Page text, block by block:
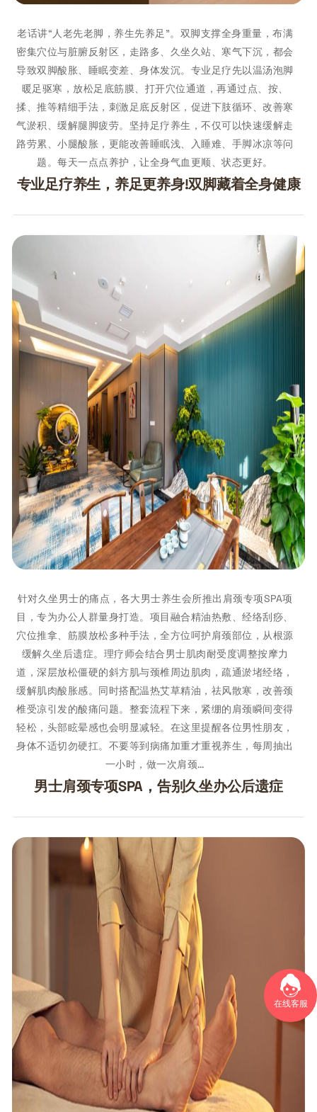
在线客服
老话讲“人老先老脚，养生先养足”。双脚支撑全身重量，布满
密集穴位与脏腑反射区，走路多、久坐久站、寒气下沉，都会
导致双脚酸胀、睡眠变差、身体发沉。专业足疗先以温汤泡脚
暖足驱寒，放松足底筋膜、打开穴位通道，再通过点、按、
揉、推等精细手法，刺激足底反射区，促进下肢循环、改善寒
气淤积、缓解腿脚疲劳。坚持足疗养生，不仅可以快速缓解走
路劳累、小腿酸胀，更能改善睡眠浅、入睡难、手脚冰凉等问
题。每天一点点养护，让全身气血更顺、状态更好。
专业足疗养生，养足更养身!双脚藏着全身健康
针对久坐男士的痛点，各大男士养生会所推出肩颈专项SPA项
目，专为办公人群量身打造。项目融合精油热敷、经络刮痧、
穴位推拿、筋膜放松多种手法，全方位呵护肩颈部位，从根源
缓解久坐后遗症。理疗师会结合男士肌肉耐受度调整按摩力
道，深层放松僵硬的斜方肌与颈椎周边肌肉，疏通淤堵经络，
缓解肌肉酸胀感。同时搭配温热艾草精油，祛风散寒，改善颈
椎受凉引发的酸痛问题。整套流程下来，紧绷的肩颈瞬间变得
轻松，头部眩晕感也会明显减轻。在这里提醒各位男性朋友，
身体不适切勿硬扛。不要等到病痛加重才重视养生，每周抽出
一小时，做一次肩颈…
男士肩颈专项SPA，告别久坐办公后遗症